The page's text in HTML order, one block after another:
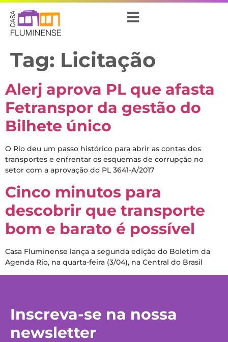
Tag: Licitação
Alerj aprova PL que afasta
Fetranspor da gestão do
Bilhete único
O Rio deu um passo histórico para abrir as contas dos
transportes e enfrentar os esquemas de corrupção no
setor com a aprovação do PL 3641-A/2017
Cinco minutos para
descobrir que transporte
bom e barato é possível
Casa Fluminense lança a segunda edição do Boletim da
Agenda Rio, na quarta-feira (3/04), na Central do Brasil
Inscreva-se na nossa
newsletter